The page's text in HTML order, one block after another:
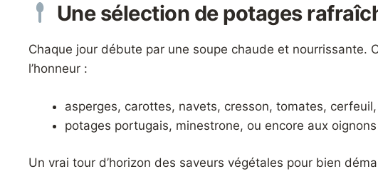
Une sélection de potages
Chaque jour débute par une soupe chaude et nourrissante.
l’honneur :
asperges, carottes, navets, cresson, tomates,
potages portugais, minestrone, ou encore aux
Un vrai tour d’horizon des saveurs végétales pour bien